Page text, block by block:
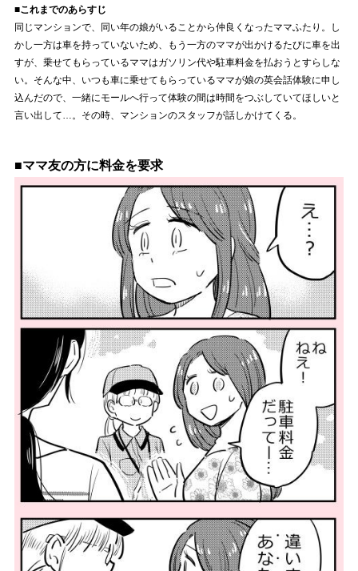
■これまでのあらすじ
同じマンションで、同い年の娘がいることから仲良くなったママふたり。し
かし一方は車を持っていないため、もう一方のママが出かけるたびに車を出
すが、乗せてもらっているママはガソリン代や駐車料金を払おうとすらしな
い。そんな中、いつも車に乗せてもらっているママが娘の英会話体験に申し
込んだので、一緒にモールへ行って体験の間は時間をつぶしていてほしいと
言い出して…。その時、マンションのスタッフが話しかけてくる。
■ママ友の方に料金を要求